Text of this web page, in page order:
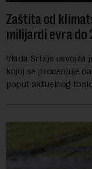
Zaštita od
milijardi evra do
Vlada Srbije usvojila
kojoj se procenjuje
poput aktuelnog